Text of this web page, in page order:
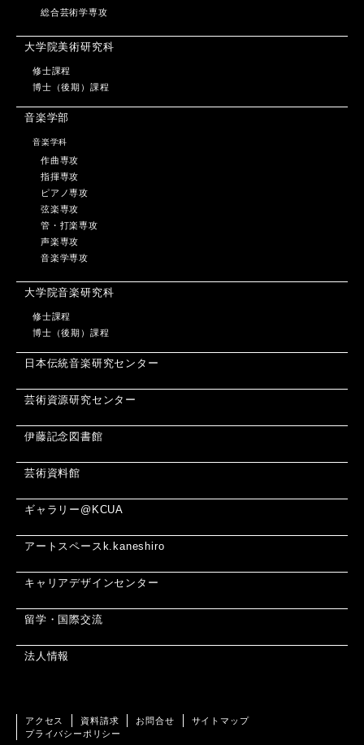
総合芸術学専攻
大学院美術研究科
修士課程
博士（後期）課程
音楽学部
音楽学科
作曲専攻
指揮専攻
ピアノ専攻
弦楽専攻
管・打楽専攻
声楽専攻
音楽学専攻
大学院音楽研究科
修士課程
博士（後期）課程
日本伝統音楽研究センター
芸術資源研究センター
伊藤記念図書館
芸術資料館
ギャラリー@KCUA
アートスペースk.kaneshiro
キャリアデザインセンター
留学・国際交流
法人情報
アクセス 資料請求 お問合せ
サイトマップ
プライバシーポリシー